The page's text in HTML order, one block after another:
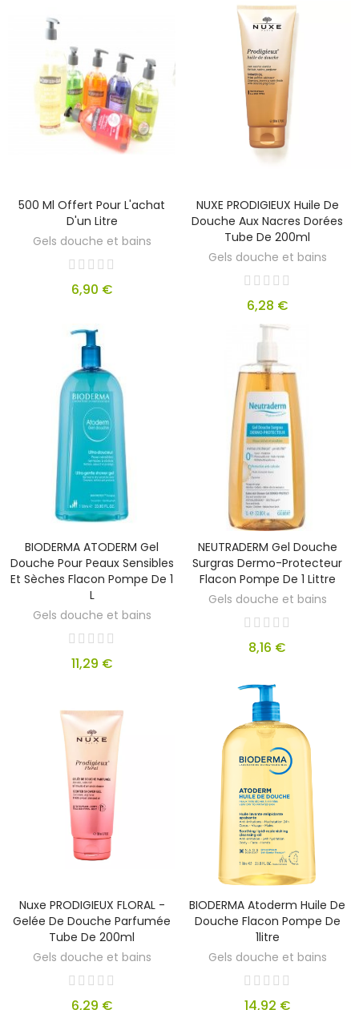
500 Ml Offert Pour L'achat
D'un Litre
Gels douche et bains
6,90 €
NUXE PRODIGIEUX Huile De
Douche Aux Nacres Dorées
Tube De 200ml
Gels douche et bains
6,28 €
BIODERMA ATODERM Gel
Douche Pour Peaux Sensibles
Et Sèches Flacon Pompe De 1
L
Gels douche et bains
11,29 €
NEUTRADERM Gel Douche
Surgras Dermo-Protecteur
Flacon Pompe De 1 Littre
Gels douche et bains
8,16 €
Nuxe PRODIGIEUX FLORAL -
Gelée De Douche Parfumée
Tube De 200ml
Gels douche et bains
6,29 €
BIODERMA Atoderm Huile De
Douche Flacon Pompe De
1litre
Gels douche et bains
14,92 €